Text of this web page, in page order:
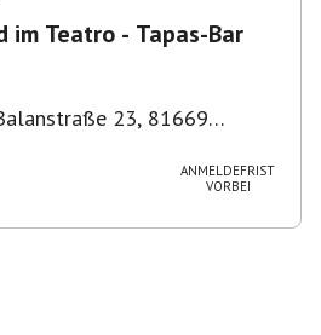
im Teatro - Tapas-Bar
23, 81669
ANMELDEFRIST
VORBEI